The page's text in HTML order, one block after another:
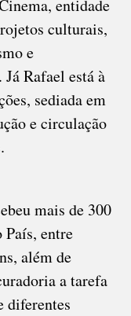
entidade
culturais,
e
Rafael está à
sediada em
e circulação
mais de 300
País, entre
além de
a tarefa
diferentes